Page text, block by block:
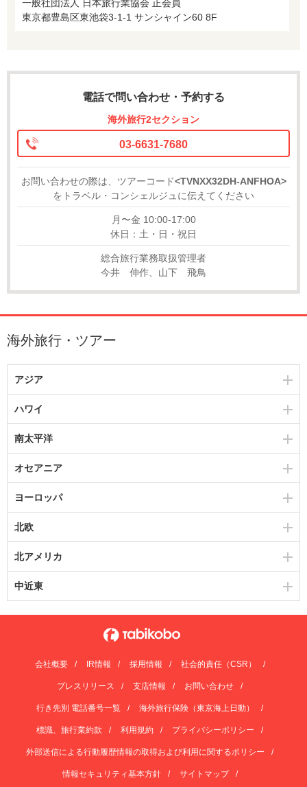
一般社団法人 日本旅行業協会 正会員
東京都豊島区東池袋3-1-1 サンシャイン60 8F
電話で問い合わせ・予約する
海外旅行2セクション
03-6631-7680
お問い合わせの際は、ツアーコード<TVNXX32DH-ANFHOA>
をトラベル・コンシェルジュに伝えてください
月〜金 10:00-17:00
休日：土・日・祝日
総合旅行業務取扱管理者
今井 伸作、山下 飛鳥
海外旅行・ツアー
アジア
ハワイ
南太平洋
オセアニア
ヨーロッパ
北欧
北アメリカ
中近東
会社概要 IR情報 採用情報 社会的責任（CSR）
プレスリリース 支店情報 お問い合わせ
行き先別 電話番号一覧 海外旅行保険（東京海上日動）
標識、旅行業約款 利用規約 プライバシーポリシー
外部送信による行動履歴情報の取得および利用に関するポリシー
情報セキュリティ基本方針 サイトマップ